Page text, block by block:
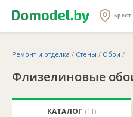
Брест
Ремонт и отделка / Стены / Обои /
Флизелиновые
КАТАЛОГ (11)